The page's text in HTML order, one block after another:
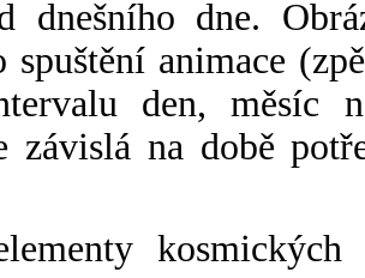
dnešního dne.
spuštění animace
den, měsíc
závislá na době